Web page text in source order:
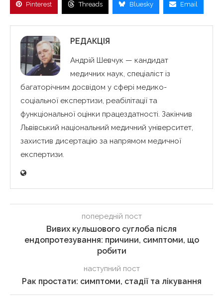
Pinterest Threads Bluesky Email
РЕДАКЦІЯ
Андрій Шевчук — кандидат
медичних наук, спеціаліст із
багаторічним досвідом у сфері медико-
соціальної експертизи, реабілітації та
функціональної оцінки працездатності. Закінчив
Львівський національний медичний університет,
захистив дисертацію за напрямом медичної
експертизи.
попередній пост
Вивих кульшового суглоба після
ендопротезування: причини, симптоми, що
робити
наступний пост
Рак простати: симптоми, стадії та лікування